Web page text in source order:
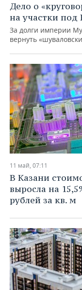
Дело о
на участки под
За долги империи
вернуть
11 май, 07:11
В Казани
выросла на
рублей за кв. м